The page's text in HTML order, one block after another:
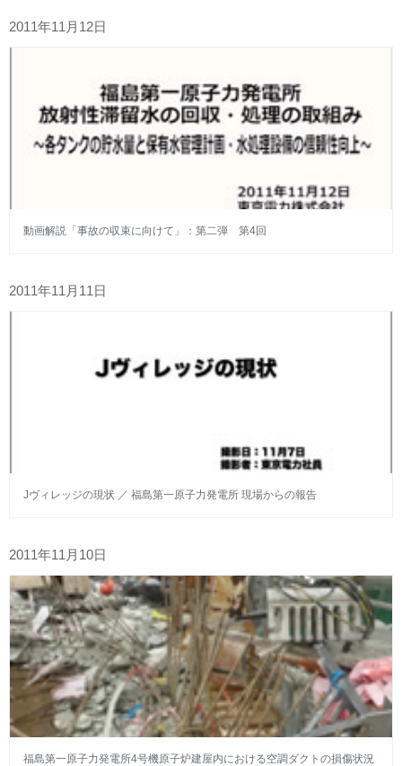
2011年11月12日
動画解説「事故の収束に向けて」：第二弾 第4回
2011年11月11日
Jヴィレッジの現状 ／ 福島第一原子力発電所 現場からの報告
2011年11月10日
福島第一原子力発電所4号機原子炉建屋内における空調ダクトの損傷状況